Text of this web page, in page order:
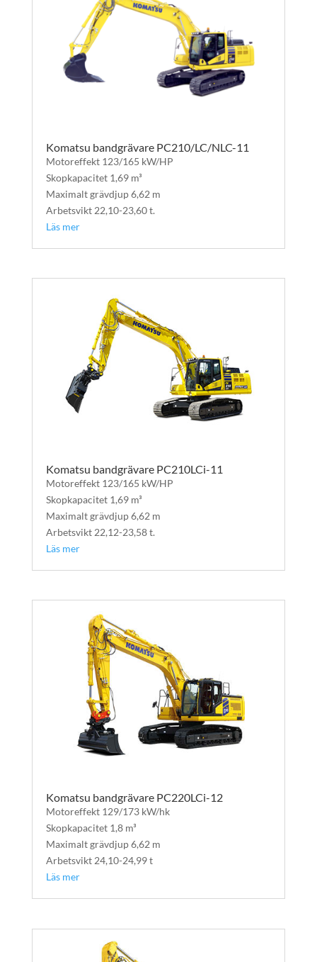
Komatsu bandgrävare PC210/LC/NLC-11
Motoreffekt 123/165 kW/HP
Skopkapacitet 1,69 m³
Maximalt grävdjup 6,62 m
Arbetsvikt 22,10-23,60 t.
Läs mer
Komatsu bandgrävare PC210LCi-11
Motoreffekt 123/165 kW/HP
Skopkapacitet 1,69 m³
Maximalt grävdjup 6,62 m
Arbetsvikt 22,12-23,58 t.
Läs mer
Komatsu bandgrävare PC220LCi-12
Motoreffekt 129/173 kW/hk
Skopkapacitet 1,8 m³
Maximalt grävdjup 6,62 m
Arbetsvikt 24,10-24,99 t
Läs mer